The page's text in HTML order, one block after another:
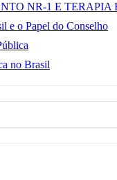
NR-1 E TERAPIA
e o Papel do Conselho
no Brasil